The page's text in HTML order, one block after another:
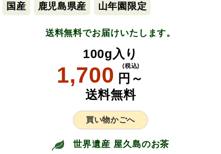
国産 鹿児島県産 山年園限定
送料無料でお届けいたします。
100g入り
1,700 円～
(税込)
送料無料
買い物かごへ
世界遺産 屋久島のお茶